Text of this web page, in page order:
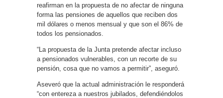
reafirman en la propuesta de no afectar de ninguna
forma las pensiones de aquellos que reciben dos
mil dólares o menos mensual y que son el 86% de
todos los pensionados.
“La propuesta de la Junta pretende afectar incluso
a pensionados vulnerables, con un recorte de su
pensión, cosa que no vamos a permitir”, aseguró.
Aseveró que la actual administración le responderá
“con entereza a nuestros jubilados, defendiéndolos